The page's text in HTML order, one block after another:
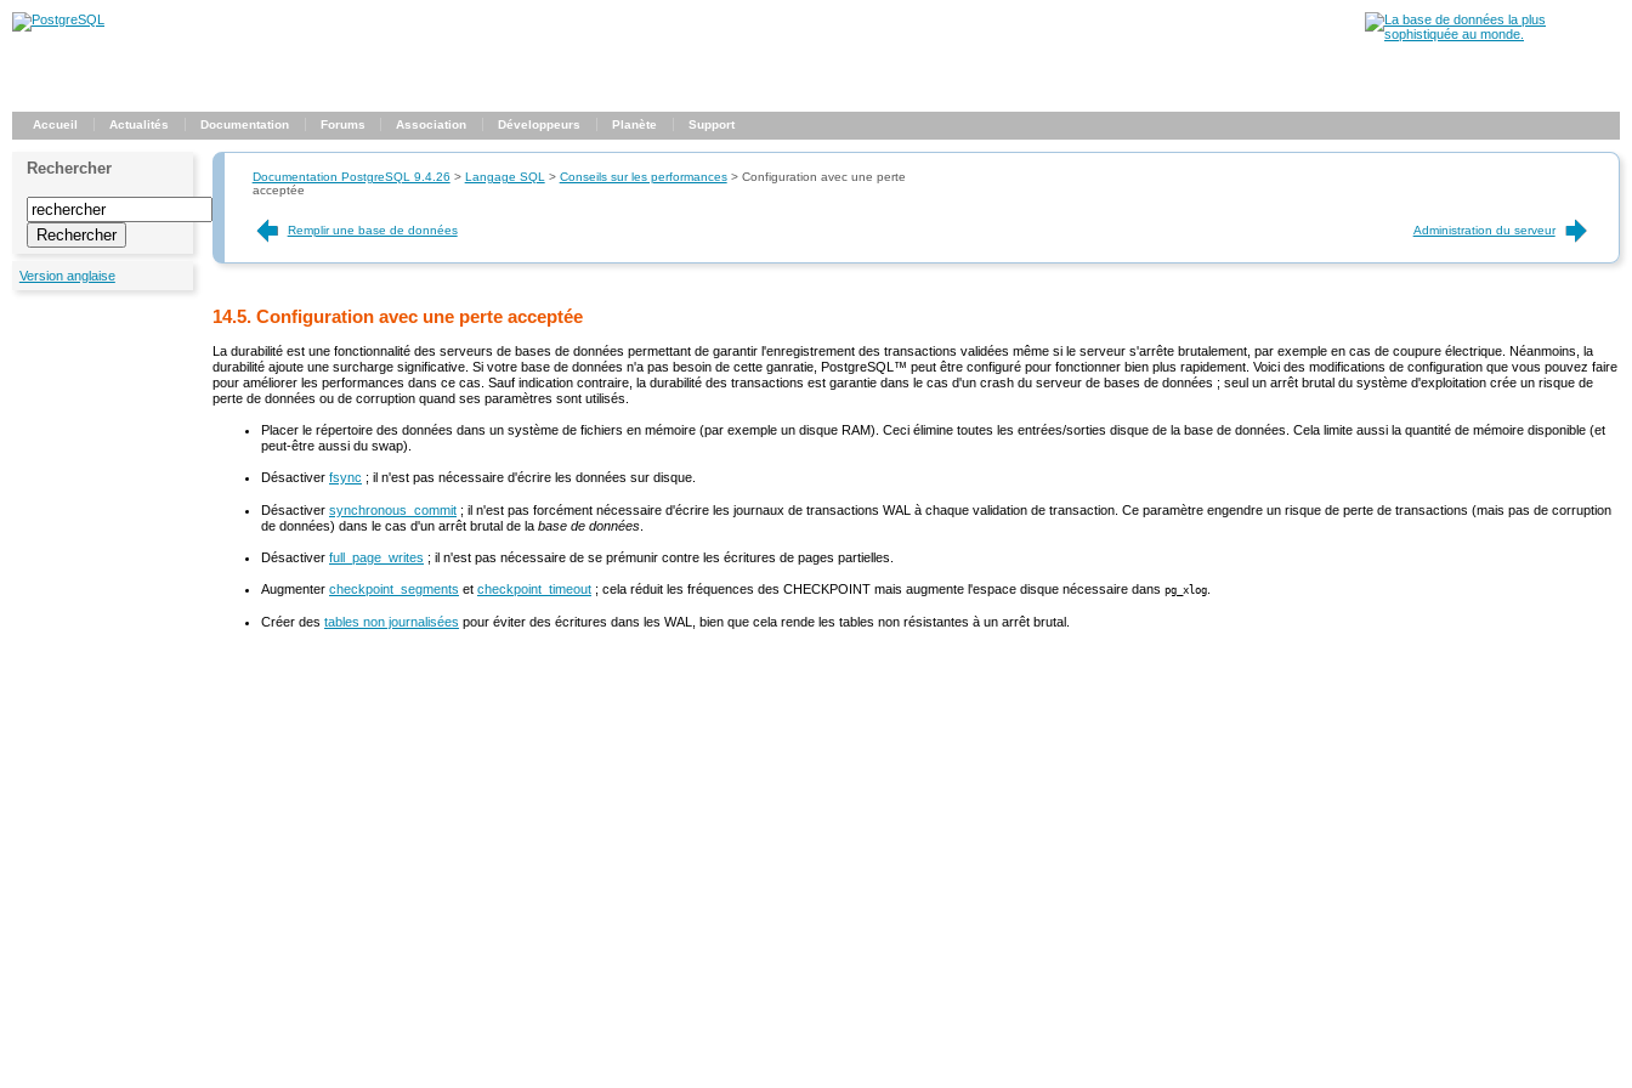
Accueil Actualités Documentation Forums Association Développeurs Planète Support
Rechercher
Version anglaise
Documentation PostgreSQL 9.4.26 > Langage SQL > Conseils sur les performances> Configuration avec une perte
acceptée
Remplir une base de données Administration du serveur
14.5. Configuration avec une perte acceptée
La durabilité est une fonctionnalité des serveurs de bases de données permettant de garantir l'enregistrement des transactions validées même si le serveur s'arrête brutalement, par exemple en cas de coupure électrique. Néanmoins, la
durabilité ajoute une surcharge significative. Si votre base de données n'a pas besoin de cette ganratie, PostgreSQL ™ peut être configuré pour fonctionner bien plus rapidement. Voici des modifications de configuration que vous pouvez faire
pour améliorer les performances dans ce cas. Sauf indication contraire, la durabilité des transactions est garantie dans le cas d'un crash du serveur de bases de données ; seul un arrêt brutal du système d'exploitation crée un risque de
perte de données ou de corruption quand ses paramètres sont utilisés.
Placer le répertoire des données dans un système de fichiers en mémoire (par exemple un disque RAM). Ceci élimine toutes les entrées/sorties disque de la base de données. Cela limite aussi la quantité de mémoire disponible (et
peut-être aussi du swap).
Désactiver fsync ; il n'est pas nécessaire d'écrire les données sur disque.
Désactiver synchronous_commit ; il n'est pas forcément nécessaire d'écrire les journaux de transactions WAL à chaque validation de transaction. Ce paramètre engendre un risque de perte de transactions (mais pas de corruption
de données) dans le cas d'un arrêt brutal de la base de données
Désactiver full_page_writes ; il n'est pas nécessaire de se prémunir contre les écritures de pages partielles.
Augmenter checkpoint_segments et checkpoint_timeout ; cela réduit les fréquences des CHECKPOINT mais augmente l'espace disque nécessaire dans pg_xlog
Créer des tables non journalisées pour éviter des écritures dans les WAL , bien que cela rende les tables non résistantes à un arrêt brutal.